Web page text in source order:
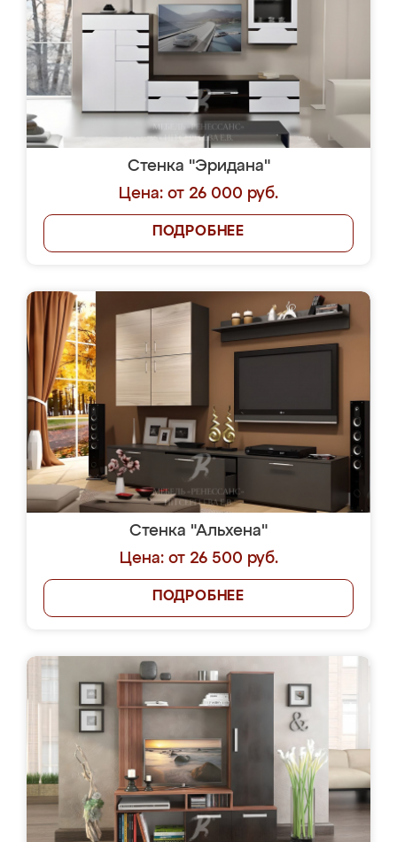
Стенка "Эридана"
Цена: от 26 000 руб.
ПОДРОБНЕЕ
Стенка "Альхена"
Цена: от 26 500 руб.
ПОДРОБНЕЕ